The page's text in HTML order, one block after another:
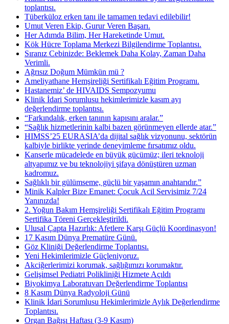
toplantısı.
Tüberküloz erken tanı ile tamamen tedavi edilebilir!
Umut Veren Ekip, Gurur Veren Başarı.
Her Adımda Bilim, Her Hareketinde Umut.
Kök Hücre Toplama Merkezi Bilgilendirme Toplantısı.
Sıranız Cebinizde: Beklemek Daha Kolay, Zaman Daha
Verimli.
Ağrısız Doğum Mümkün mü ?
Ameliyathane Hemşireliği Sertifikalı Eğitim Programı.
Hastanemiz’ de HIVAIDS Sempozyumu
Klinik İdari Sorumlusu hekimlerimizle kasım ayı
değerlendirme toplantısı.
“Farkındalık, erken tanının kapısını aralar.”
“Sağlık hizmetlerinin kalbi bazen görünmeyen ellerde atar.”
HIMSS’25 EURASIA’da dijital sağlık vizyonunu, sektörün
kalbiyle birlikte yerinde deneyimleme fırsatımız oldu.
Kanserle mücadelede en büyük gücümüz; ileri teknoloji
altyapımız ve bu teknolojiyi şifaya dönüştüren uzman
kadromuz.
Sağlıklı bir gülümseme, güçlü bir yaşamın anahtarıdır.”
Minik Kalpler Bize Emanet: Çocuk Acil Servisimiz 7/24
Yanınızda!
2. Yoğun Bakım Hemşireliği Sertifikalı Eğitim Programı
Sertifika Töreni Gerçekleştirildi.
Ulusal Çapta Hazırlık: Afetlere Karşı Güçlü Koordinasyon!
17 Kasım Dünya Prematüre Günü.
Göz Kliniği Değerlendirme Toplantısı.
Yeni Hekimlerimizle Güçleniyoruz.
Akciğerlerimizi korumak, sağlığımızı korumaktır.
Gelişimsel Pediatri Polikliniği Hizmete Açıldı
Biyokimya Laboratuvarı Değerlendirme Toplantısı
8 Kasım Dünya Radyoloji Günü
Klinik İdari Sorumlusu Hekimlerimizle Aylık Değerlendirme
Toplantısı.
Organ Bağışı Haftası (3-9 Kasım)